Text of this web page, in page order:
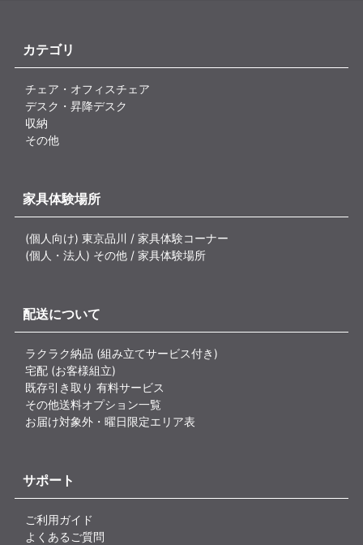
カテゴリ
チェア・オフィスチェア
デスク・昇降デスク
収納
その他
家具体験場所
(個人向け) 東京品川 / 家具体験コーナー
(個人・法人) その他 / 家具体験場所
配送について
ラクラク納品 (組み立てサービス付き)
宅配 (お客様組立)
既存引き取り 有料サービス
その他送料オプション一覧
お届け対象外・曜日限定エリア表
サポート
ご利用ガイド
よくあるご質問